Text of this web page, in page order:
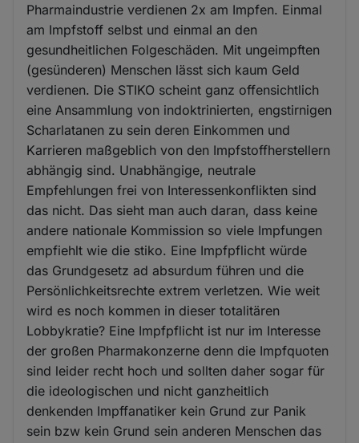
Pharmaindustrie verdienen 2x am Impfen. Einmal
am Impfstoff selbst und einmal an den
gesundheitlichen Folgeschäden. Mit ungeimpften
(gesünderen) Menschen lässt sich kaum Geld
verdienen. Die STIKO scheint ganz offensichtlich
eine Ansammlung von indoktrinierten, engstirnigen
Scharlatanen zu sein deren Einkommen und
Karrieren maßgeblich von den Impfstoffherstellern
abhängig sind. Unabhängige, neutrale
Empfehlungen frei von Interessenkonflikten sind
das nicht. Das sieht man auch daran, dass keine
andere nationale Kommission so viele Impfungen
empfiehlt wie die stiko. Eine Impfpflicht würde
das Grundgesetz ad absurdum führen und die
Persönlichkeitsrechte extrem verletzen. Wie weit
wird es noch kommen in dieser totalitären
Lobbykratie? Eine Impfpflicht ist nur im Interesse
der großen Pharmakonzerne denn die Impfquoten
sind leider recht hoch und sollten daher sogar für
die ideologischen und nicht ganzheitlich
denkenden Impffanatiker kein Grund zur Panik
sein bzw kein Grund sein anderen Menschen das